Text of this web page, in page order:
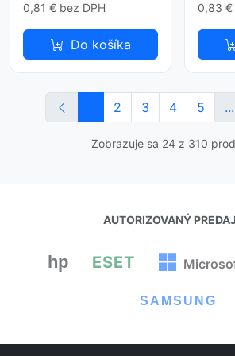
0,81 € bez DPH
Do košíka
0,83 €
2 3 4 5 ...
Zobrazuje sa 24 z 310
AUTORIZOVANÝ
hp ESET
SAMSUNG